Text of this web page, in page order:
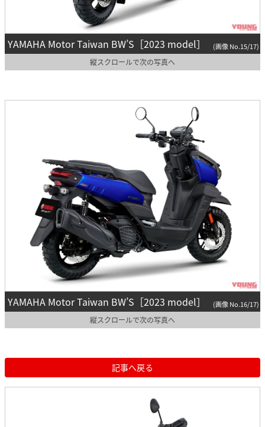
YAMAHA Motor Taiwan BW’S［2023 model］ (画像 No.15/17)
縦スクロールで次の写真へ
YAMAHA Motor Taiwan BW’S［2023 model］ (画像 No.16/17)
縦スクロールで次の写真へ
記事へ戻る